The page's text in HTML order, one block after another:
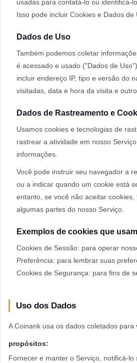
usadas para contatá-lo ou identificá-
Isso pode incluir Cookies e Dados de
Dados de Uso
Também podemos coletar
é acessado e usado ("Dados de
incluir endereço IP, tipo e versão do
visitadas, data e hora da visita e
Dados de Rastreamento e
Usamos cookies e tecnologias de
rastrear a atividade em nosso
informações.
Você pode instruir seu navegador a
ou a indicar quando um cookie está
entanto, se você não aceitar
algumas partes do nosso Serviço.
Exemplos de cookies que
Cookies de Sessão: para operar
Preferência: para lembrar suas
Cookies de Segurança: para fins de
Uso dos Dados
A Coinank usa os dados coletados para
propósitos:
Fornecer e manter o Serviço, notificá-lo